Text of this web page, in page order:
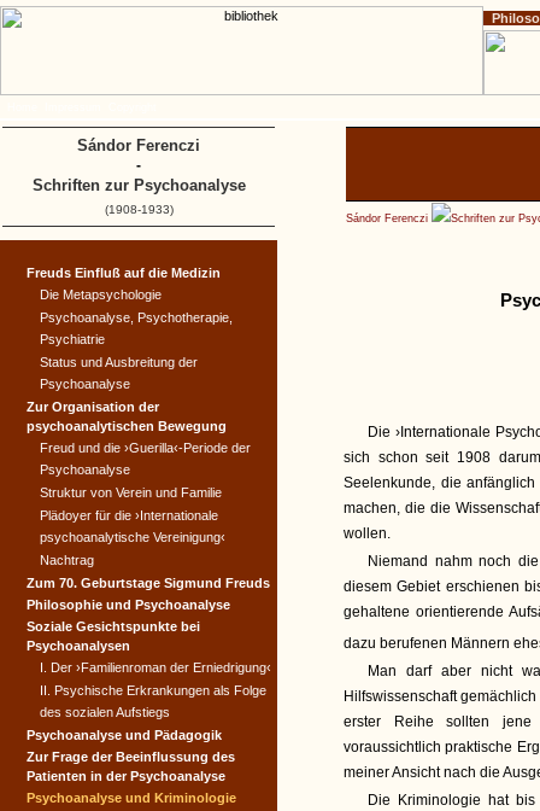
Sándor Ferenczi Schriften zur
Die ›Internationale
sich schon seit 1908
Seelenkunde, die
machen, die die
wollen.
Niemand nahm noch
diesem Gebiet erschienen
gehaltene orientierende
dazu berufenen Männern
Man darf aber nicht
Hilfswissenschaft
erster Reihe sollten jene
voraussichtlich praktische
meiner Ansicht nach die
Die Kriminologie hat
Freuds Einfluß auf die Medizin
Die Metapsychologie
Psychoanalyse, Psychotherapie,
Psychiatrie
Status und Ausbreitung der
Psychoanalyse
Zur Organisation der
psychoanalytischen Bewegung
Freud und die ›Guerilla‹-Periode der
Psychoanalyse
Struktur von Verein und Familie
Plädoyer für die ›Internationale
psychoanalytische Vereinigung‹
Nachtrag
Zum 70. Geburtstage Sigmund Freuds
Philosophie und Psychoanalyse
Soziale Gesichtspunkte bei
Psychoanalysen
I. Der ›Familienroman der Erniedrigung‹
II. Psychische Erkrankungen als Folge
des sozialen Aufstiegs
Psychoanalyse und Pädagogik
Zur Frage der Beeinflussung des
Patienten in der Psychoanalyse
Psychoanalyse und Kriminologie
Sándor Ferenczi
-
Schriften zur Psychoanalyse
(1908-1933)